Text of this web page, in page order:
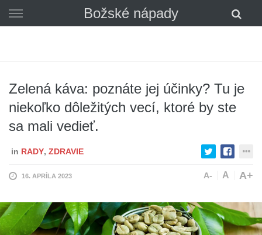
Božské nápady
to
Zelená káva: poznáte jej účinky? Tu je
niekoľko dôležitých vecí, ktoré by ste
sa mali vedieť.
in RADY, ZDRAVIE
16. APRÍLA 2023 A- A A+